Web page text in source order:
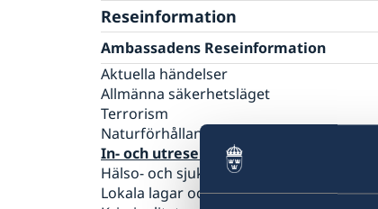
Rösta i Kuwait
Akut hjälp
Pass i Kuwait
Hjälp kring medborgarskap
Om svenskt medborgarskap
Gifta sig utomlands
Avgifter
Reseinformation
Ambassadens Reseinformation
Aktuella händelser
Allmänna säkerhetsläget
Terrorism
Naturförhållanden och katastrofer
In- och utresebestämmelser
Hälso- och sjukvård
Lokala lagar och sedvänjor